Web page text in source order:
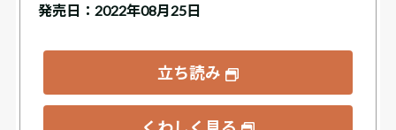
発売日：2022年08月25日
立ち読み